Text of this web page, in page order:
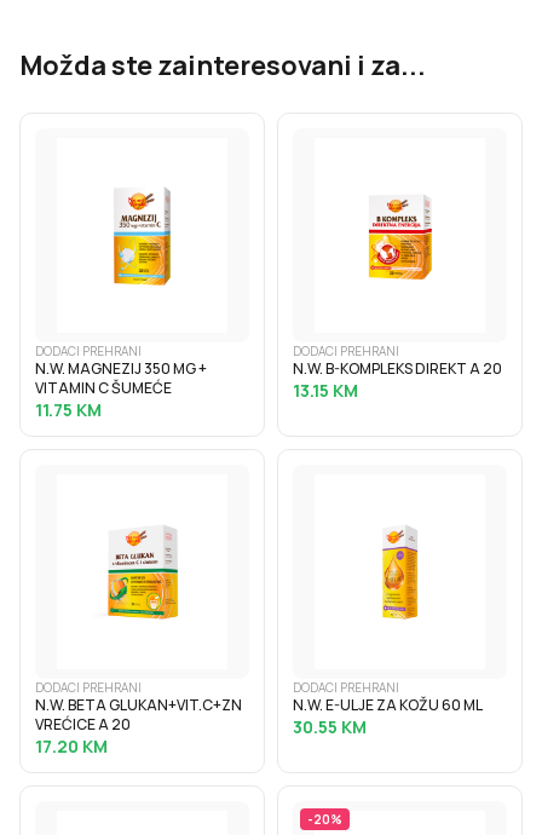
Možda ste zainteresovani i za...
DODACI PREHRANI
N.W. MAGNEZIJ 350 MG +
VITAMIN C ŠUMEĆE
11.75 KM
DODACI PREHRANI
N.W. B-KOMPLEKS DIREKT A 20
13.15 KM
DODACI PREHRANI
N.W. BETA GLUKAN+VIT.C+ZN
VREĆICE A 20
17.20 KM
DODACI PREHRANI
N.W. E-ULJE ZA KOŽU 60 ML
30.55 KM
-20%